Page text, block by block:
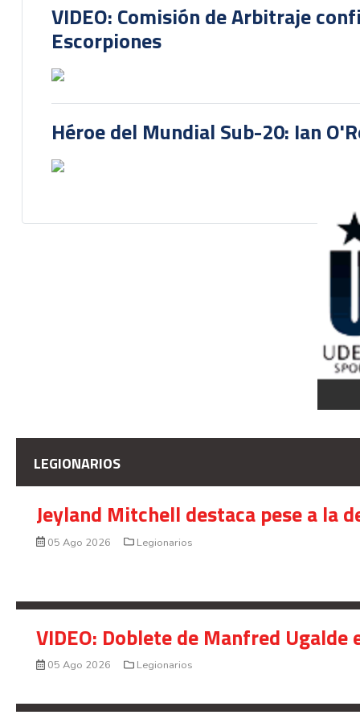
VIDEO: Comisión de Arbitraje
Escorpiones
Héroe del Mundial Sub-20: Ian
LEGIONARIOS
Jeyland Mitchell destaca pese a la
05 Ago 2026 Legionarios
VIDEO: Doblete de Manfred
05 Ago 2026 Legionarios